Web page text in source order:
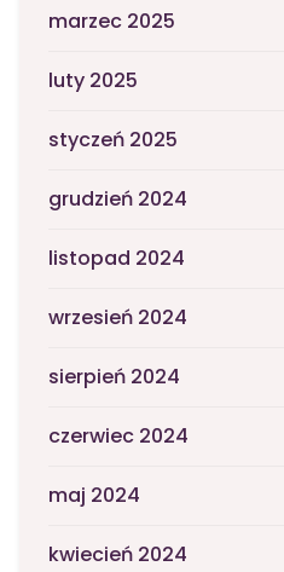
marzec 2025
luty 2025
styczeń 2025
grudzień 2024
listopad 2024
wrzesień 2024
sierpień 2024
czerwiec 2024
maj 2024
kwiecień 2024